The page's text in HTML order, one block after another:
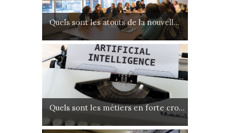
Quels sont les atouts de la nouvell...
Quels sont les métiers en forte cro...